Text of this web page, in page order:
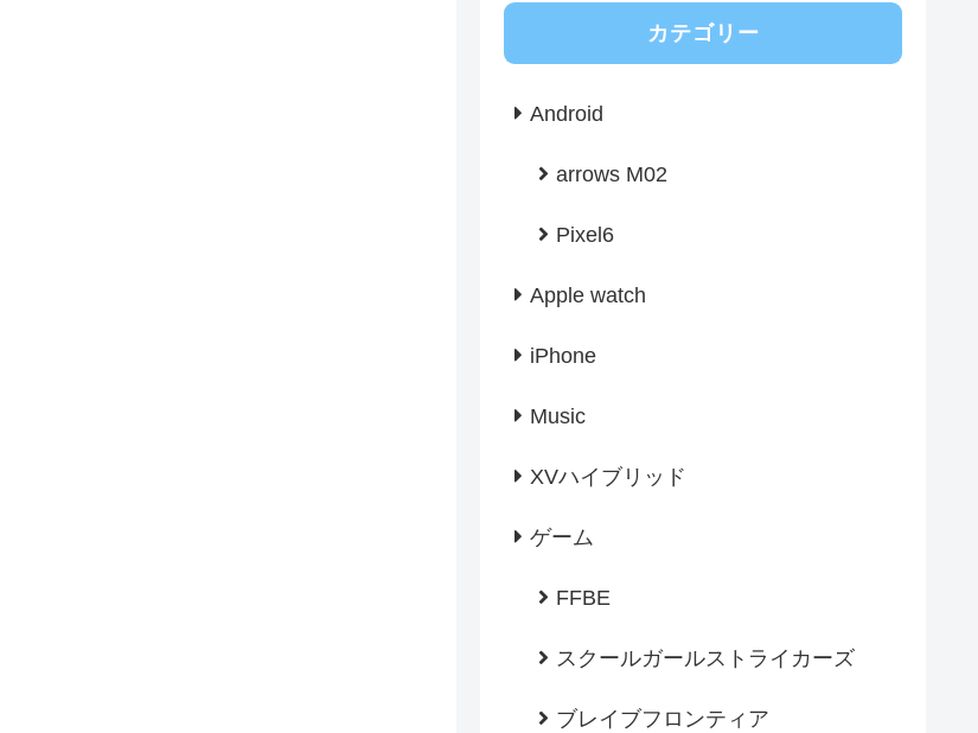
カテゴリー
Android
arrows M02
Pixel6
Apple watch
iPhone
Music
XVハイブリッド
ゲーム
FFBE
スクールガールストライカーズ
ブレイブフロンティア